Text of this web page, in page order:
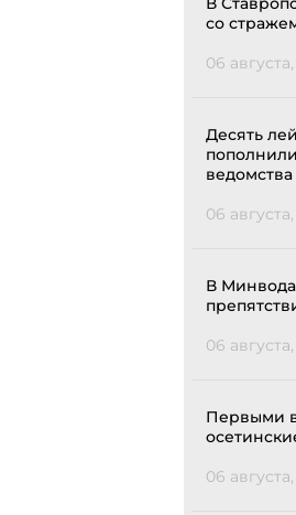
со
06 августа,
Десять
06 августа,
В
06 августа,
Первыми
06 августа,